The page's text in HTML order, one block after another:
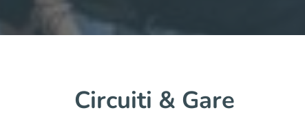
Circuiti & Gare